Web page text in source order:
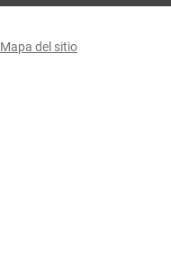
Mapa del sitio